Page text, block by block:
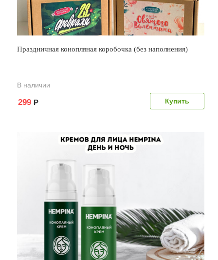
Праздничная конопляная коробочка (без наполнения)
В наличии
299 Р